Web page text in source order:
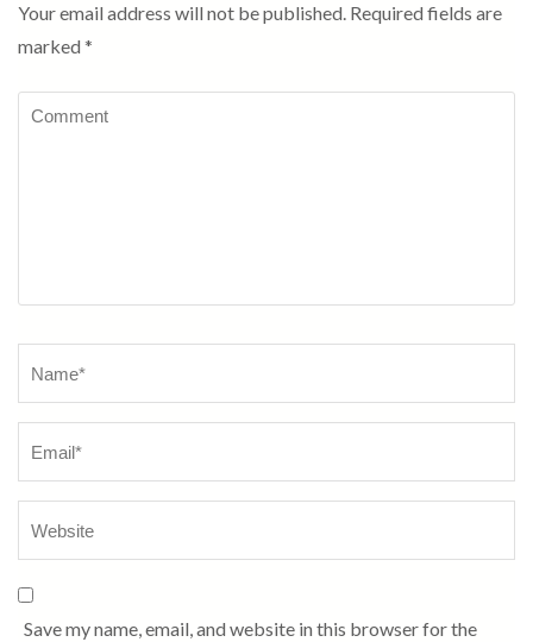
Your email address will not be published. Required fields are
marked *
Comment
Save my name, email, and website in this browser for the